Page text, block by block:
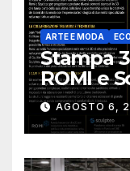
ARTE E MODA
Stampa
ROMI e
Paul
AGOSTO 6,